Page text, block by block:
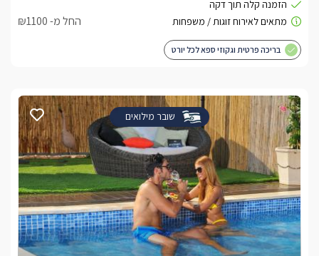
החל מ- ₪1100
בריכה פרטית וגקוזי ספא לכל יורט
שובר מילואים